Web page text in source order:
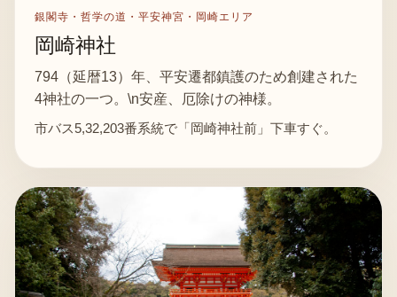
銀閣寺・哲学の道・平安神宮・岡崎エリア
岡崎神社
794（延暦13）年、平安遷都鎮護のため創建された
4神社の一つ。\n安産、厄除けの神様。
市バス5,32,203番系統で「岡崎神社前」下車すぐ。